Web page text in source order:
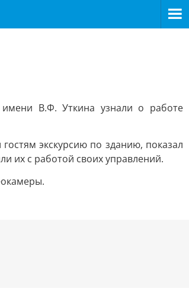
имени В.Ф. Уткина узнали о работе
экскурсию по зданию, показал
их с работой своих управлений.